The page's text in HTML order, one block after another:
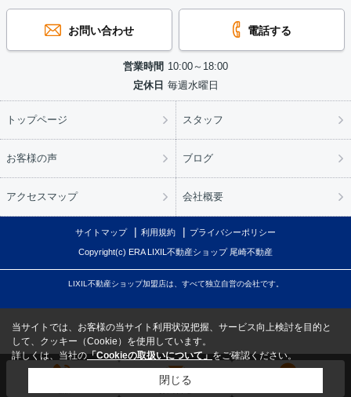
お問い合わせ 電話する
営業時間 10:00～18:00
定休日 毎週水曜日
トップページ スタッフ
お客様の声 ブログ
アクセスマップ 会社概要
サイトマップ 利用規約 プライバシーポリシー
Copyright(c) ERA LIXIL不動産ショップ 尾崎不動産
LIXIL不動産ショップ加盟店は、すべて独立自営の会社です。
当サイトでは、お客様の当サイト利用状況把握、サービス向上検討を目的と
して、クッキー（Cookie）を使用しています。
詳しくは、当社の「Cookieの取扱いについて」をご確認ください。
閉じる